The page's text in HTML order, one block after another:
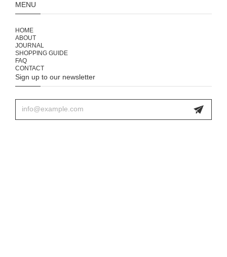
MENU
HOME
ABOUT
JOURNAL
SHOPPING GUIDE
FAQ
CONTACT
Sign up to our newsletter